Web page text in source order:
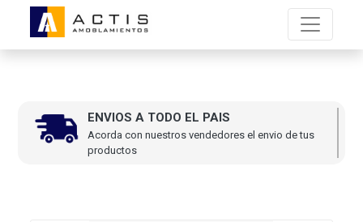
ENVIOS A TODO EL PAIS
Acorda con nuestros vendedores el envio de tus
productos